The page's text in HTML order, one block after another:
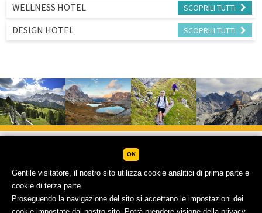
WELLNESS HOTEL SCOPRILITUTTI
DESIGN HOTEL SCOPRILITUTTI
IMPRESSUM SITEMAP PRIVACY POLICY
OK
Gentile visitatore, il nostro sito utilizza cookie analitici di prima parte e
cookie di terza parte.
Proseguendo la navigazione del sito si accettano le impostazioni dei